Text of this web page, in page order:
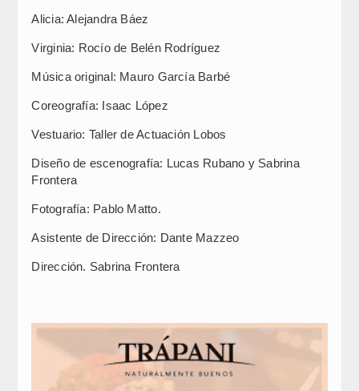
Alicia: Alejandra Báez
Virginia: Rocío de Belén Rodríguez
Música original: Mauro García Barbé
Coreografía: Isaac López
Vestuario: Taller de Actuación Lobos
Diseño de escenografía: Lucas Rubano y Sabrina
Frontera
Fotografía: Pablo Matto.
Asistente de Dirección: Dante Mazzeo
Dirección. Sabrina Frontera